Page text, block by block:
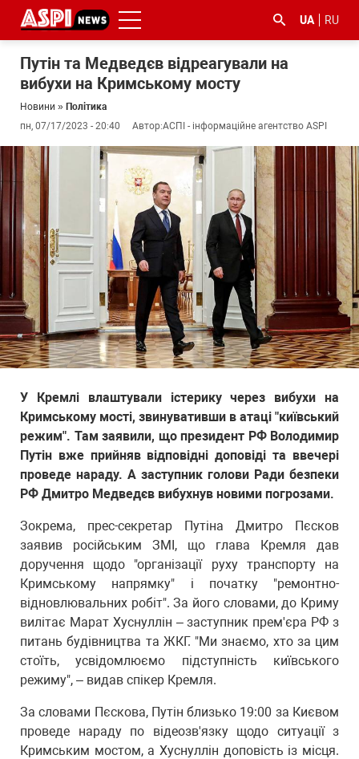
UA RU
Путін та Медведєв відреагували на
вибухи на Кримському мосту
Новини » Політика
пн, 07/17/2023 - 20:40
Автор:АСПІ - інформаційне агентство ASPI
У Кремлі влаштували істерику через вибухи на
Кримському мості, звинувативши в атаці "київський
режим". Там заявили, що президент РФ Володимир
Путін вже прийняв відповідні доповіді та ввечері
проведе нараду. А заступник голови Ради безпеки
РФ Дмитро Медведєв вибухнув новими погрозами.
Зокрема, прес-секретар Путіна Дмитро Пєсков
заявив російським ЗМІ, що глава Кремля дав
доручення щодо "організації руху транспорту на
Кримському напрямку" і початку "ремонтно-
відновлювальних робіт". За його словами, до Криму
вилітає Марат Хуснуллін – заступник прем'єра РФ з
питань будівництва та ЖКГ. "Ми знаємо, хто за цим
стоїть, усвідомлюємо підступність київського
режиму", – видав спікер Кремля.
За словами Пєскова, Путін близько 19:00 за Києвом
проведе нараду по відеозв'язку щодо ситуації з
Кримським мостом, а Хуснуллін доповість із місця.
#ООС
#боротьба
корупцією
#ДФС #Київ #коронавірус